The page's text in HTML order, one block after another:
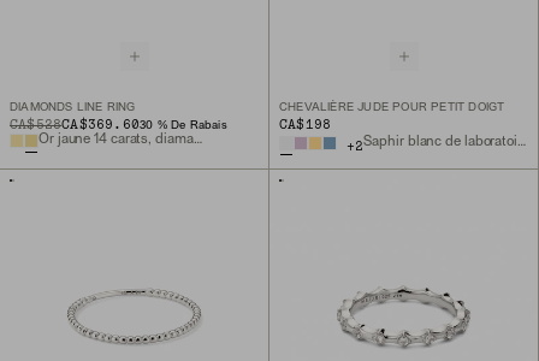
DIAMONDS LINE RING
ORIGINAL PRICE
CA$528
SALE PRICECA$369.6030 % De Rabais
Or jaune 14 carats, diamant naturel
CHEVALIÈRE JUDE POUR PETIT DOIGT
CA$198
+2